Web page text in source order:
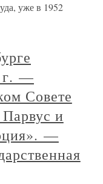
уже в 1952
г. —
Совете
и
—